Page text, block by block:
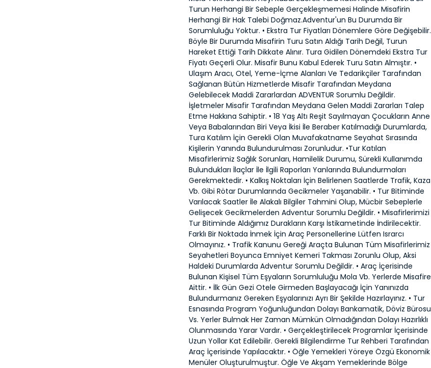
Turun Herhangi Bir Sebeple Gerçekleşmemesi Halinde Misafirin
Herhangi Bir Hak Talebi Doğmaz.Adventur'un Bu Durumda Bir
Sorumluluğu Yoktur. • Ekstra Tur Fiyatları Dönemlere Göre Değişebilir.
Böyle Bir Durumda Misafirin Turu Satın Aldığı Tarih Değil, Turun
Hareket Ettiği Tarih Dikkate Alınır. Tura Gidilen Dönemdeki Ekstra Tur
Fiyatı Geçerli Olur. Misafir Bunu Kabul Ederek Turu Satın Almıştır. •
Ulaşım Aracı, Otel, Yeme-İçme Alanları Ve Tedarikçiler Tarafından
Sağlanan Bütün Hizmetlerde Misafir Tarafından Meydana
Gelebilecek Maddi Zararlardan ADVENTUR Sorumlu Değildir.
İşletmeler Misafir Tarafından Meydana Gelen Maddi Zararları Talep
Etme Hakkına Sahiptir. • 18 Yaş Altı Reşit Sayılmayan Çocukların Anne
Veya Babalarından Biri Veya İkisi İle Beraber Katılmadığı Durumlarda,
Tura Katılım İçin Gerekli Olan Muvafakatname Seyahat Sırasında
Kişilerin Yanında Bulundurulması Zorunludur. •Tur Katılan
Misafirlerimiz Sağlık Sorunları, Hamilelik Durumu, Sürekli Kullanımda
Bulundukları İlaçlar İle İlgili Raporları Yanlarında Bulundurmaları
Gerekmektedir. • Kalkış Noktaları İçin Belirlenen Saatlerde Trafik, Kaza
Vb. Gibi Rötar Durumlarında Gecikmeler Yaşanabilir. • Tur Bitiminde
Varılacak Saatler İle Alakalı Bilgiler Tahmini Olup, Mücbir Sebeplerle
Gelişecek Gecikmelerden Adventur Sorumlu Değildir. • Misafirlerimizi
Tur Bitiminde Aldığımız Durakların Karşı İstikametinde İndirilecektir.
Farklı Bir Noktada İnmek İçin Araç Personellerine Lütfen Israrcı
Olmayınız. • Trafik Kanunu Gereği Araçta Bulunan Tüm Misafirlerimiz
Seyahetleri Boyunca Emniyet Kemeri Takması Zorunlu Olup, Aksi
Haldeki Durumlarda Adventur Sorumlu Değildir. • Araç İçerisinde
Bulunan Kişisel Tüm Eşyaların Sorumluluğu Mola Vb. Yerlerde Misafire
Aittir. • İlk Gün Gezi Otele Girmeden Başlayacağı İçin Yanınızda
Bulundurmanız Gereken Eşyalarınızı Ayrı Bir Şekilde Hazırlayınız. • Tur
Esnasında Program Yoğunluğundan Dolayı Bankamatik, Döviz Bürosu
Vs. Yerler Bulmak Her Zaman Mümkün Olmadığından Dolayı Hazırlıklı
Olunmasında Yarar Vardır. • Gerçekleştirilecek Programlar İçerisinde
Uzun Yollar Kat Edilebilir. Gerekli Bilgilendirme Tur Rehberi Tarafından
Araç İçerisinde Yapılacaktır. • Öğle Yemekleri Yöreye Özgü Ekonomik
Menüler Oluşturulmuştur. Öğle Ve Akşam Yemeklerinde Bölge